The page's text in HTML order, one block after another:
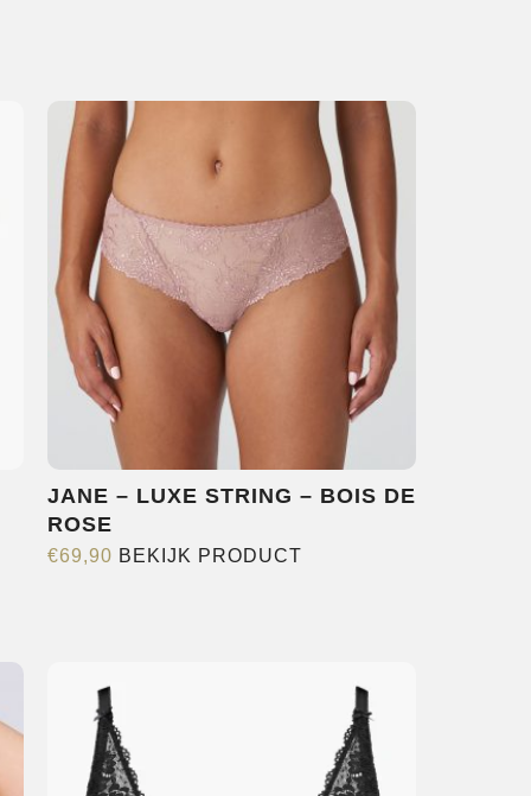
JANE – LUXE STRING – BOIS DE
ROSE
€69,90 BEKIJK PRODUCT
variaties.
Deze
optie
kan